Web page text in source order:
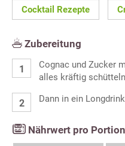
Cocktail Rezepte
Zubereitung
Cognac und Zucker
alles kräftig
Dann in ein
Nährwert pro Portion